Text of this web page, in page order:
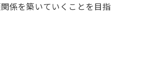
係を築いていくことを目指